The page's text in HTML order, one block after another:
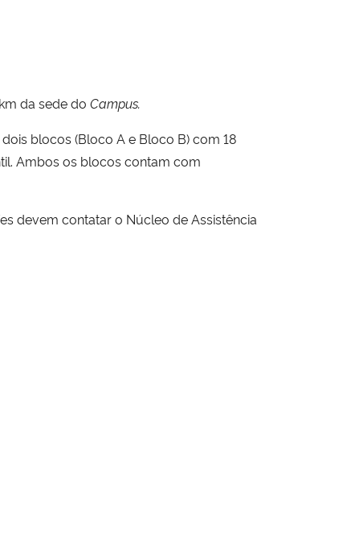
da sede do Campus.
blocos (Bloco A e Bloco B) com 18
Ambos os blocos contam com
devem contatar o Núcleo de Assistência